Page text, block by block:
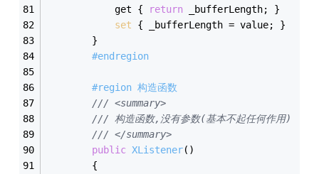
            get {
return _bufferLength; }
set { _bufferLength = value; }
        }
#endregion
#region 构造函数
/// <summary>
/// 构造函数,没有参数(基本不起任何作用)
/// </summary>
public XListener()
        {